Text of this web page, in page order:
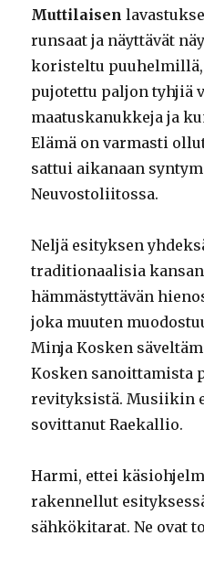
Muttilaisen
runsaat ja näyttävät
koristeltu
pujotettu paljon tyhjiä
maatuskanukkeja ja
Elämä on varmasti
sattui aikanaan
Neuvostoliitossa.
Neljä esityksen
traditionaalisia
hämmästyttävän
joka muuten
Minja Kosken
Kosken sanoittamista
revityksistä. Musiikin
sovittanut Raekallio.
Harmi, ettei
rakennellut
sähkökitarat. Ne ovat